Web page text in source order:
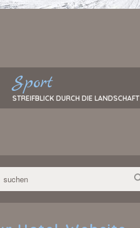
Sport
STREIFBLICK DURCH DIE LANDSCHAFT